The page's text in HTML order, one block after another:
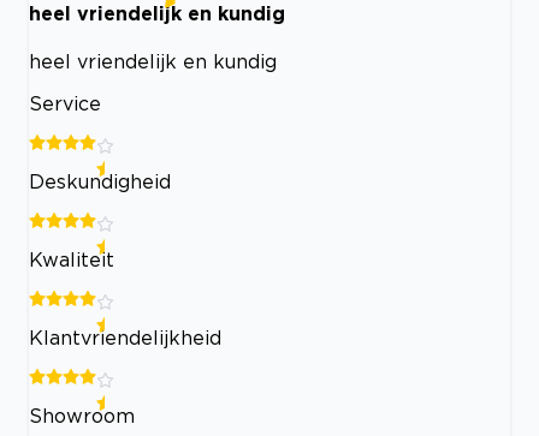
heel vriendelijk en kundig
heel vriendelijk en kundig
Service
Deskundigheid
Kwaliteit
Klantvriendelijkheid
Showroom